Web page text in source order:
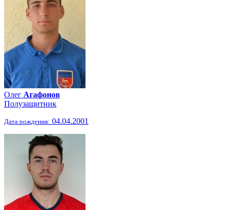
Олег Агафонов
Полузащитник
Дата рождения: 04.04.2001